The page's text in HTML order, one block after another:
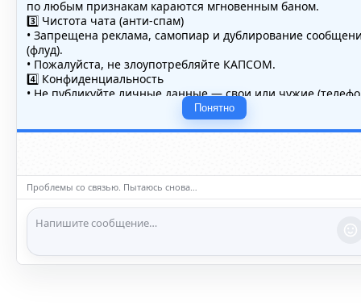
по любым признакам караются мгновенным баном.
3️⃣ Чистота чата (анти-спам)
• Запрещена реклама, самопиар и дублирование
(флуд).
• Пожалуйста, не злоупотребляйте КАПСОМ.
4️⃣ Конфиденциальность
• Не публикуйте личные данные — свои или чужие
• Обсуждайте темы, соответствующие тематике чата.
ограничивать доступ к чату при нарушении правил.
Понятно
Проблемы со связью. Пытаюсь снова…